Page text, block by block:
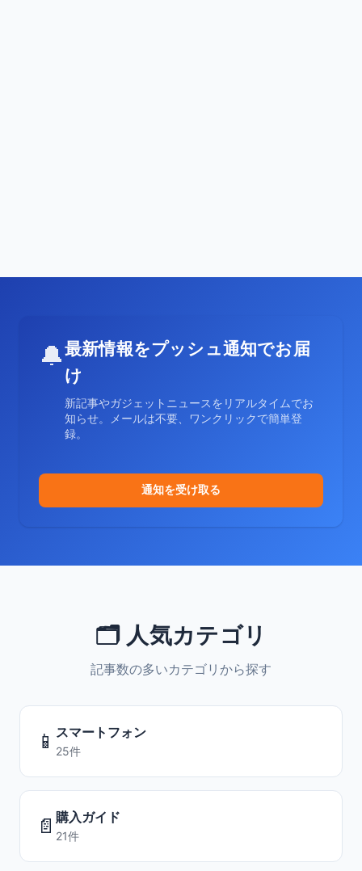
🔔最新情報をプッシュ通知でお届
け
新記事やガジェットニュースをリアルタイムでお
知らせ。メールは不要、ワンクリックで簡単登
録。
通知を受け取る
🗂️ 人気カテゴリ
記事数の多いカテゴリから探す
📱 スマートフォン
25件
📄 購入ガイド
21件